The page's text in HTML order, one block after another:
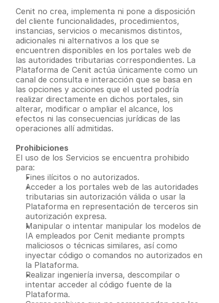
Cenit no crea, implementa ni pone a disposición
del cliente funcionalidades, procedimientos,
instancias, servicios o mecanismos distintos,
adicionales ni alternativos a los que se
encuentren disponibles en los portales web de
las autoridades tributarias correspondientes. La
Plataforma de Cenit actúa únicamente como un
canal de consulta e interacción que se basa en
las opciones y acciones que el usted podría
realizar directamente en dichos portales, sin
alterar, modificar o ampliar el alcance, los
efectos ni las consecuencias jurídicas de las
operaciones allí admitidas.
Prohibiciones
El uso de los Servicios se encuentra prohibido
para:
Fines ilícitos o no autorizados.
Acceder a los portales web de las autoridades
tributarias sin autorización válida o usar la
Plataforma en representación de terceros sin
autorización expresa.
Manipular o intentar manipular los modelos de
IA empleados por Cenit mediante prompts
maliciosos o técnicas similares, así como
inyectar código o comandos no autorizados en
la Plataforma.
Realizar ingeniería inversa, descompilar o
intentar acceder al código fuente de la
Plataforma.